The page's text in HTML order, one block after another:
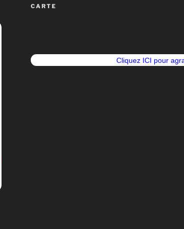
CARTE
Cliquez ICI pour